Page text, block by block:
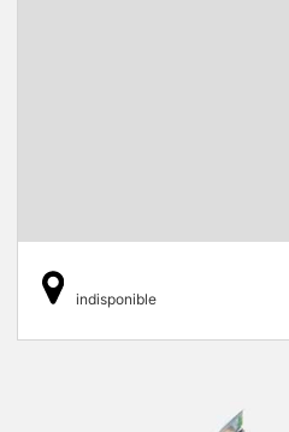
indisponible